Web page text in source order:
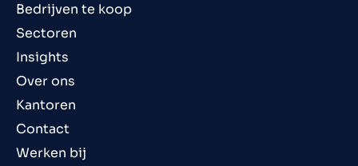
Bedrijven te koop
Sectoren
Insights
Over ons
Kantoren
Contact
Werken bij